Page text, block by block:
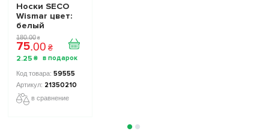
Носки SECO
Wismar цвет:
белый
180.00 ₴
75.00 ₴
2.25 ₴
59555
21350210
в сравнение